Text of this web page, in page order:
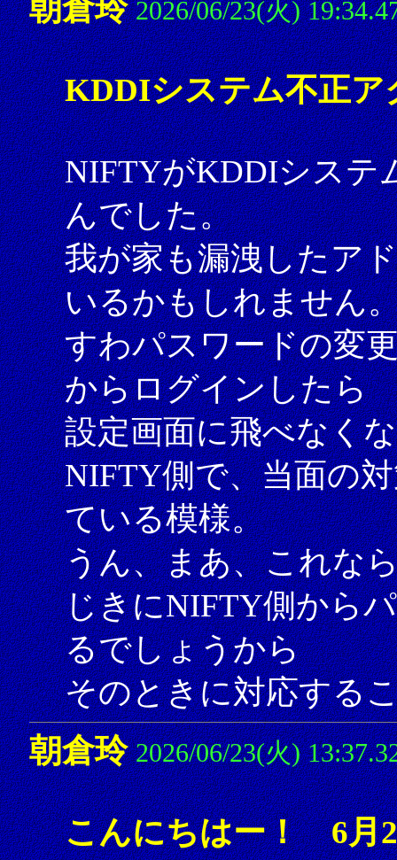
朝倉玲 2026/06/23(火)
KDDIシステム不正ア
NIFTYがKDDIシステ
んでした。
我が家も漏洩したア
いるかもしれません
すわパスワードの変
からログインしたら
設定画面に飛べなく
NIFTY側で、当面の
ている模様。
うん、まあ、これな
じきにNIFTY側から
るでしょうから
そのときに対応する
朝倉玲 2026/06/23(火)
こんにちはー！ 6月